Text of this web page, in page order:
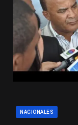
NACIONALES